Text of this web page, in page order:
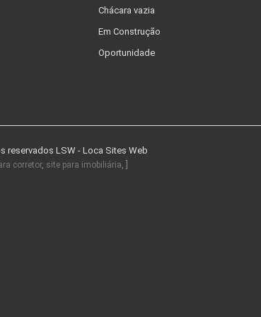
Chácara vazia
Em Construção
Oportunidade
reservados LSW - Loca Sites Web
corretor, site para imobiliária, ]